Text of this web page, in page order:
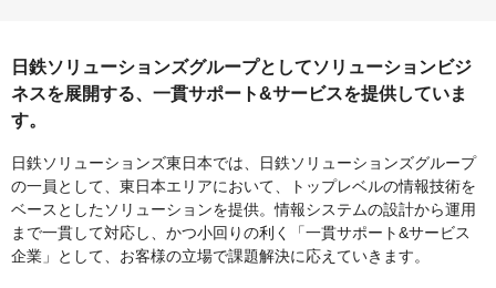
日鉄ソリューションズグループとしてソリューションビジ
ネスを展開する、一貫サポート&サービスを提供していま
す。
日鉄ソリューションズ東日本では、日鉄ソリューションズグループ
の一員として、東日本エリアにおいて、トップレベルの情報技術を
ベースとしたソリューションを提供。情報システムの設計から運用
まで一貫して対応し、かつ小回りの利く「一貫サポート&サービス
企業」として、お客様の立場で課題解決に応えていきます。